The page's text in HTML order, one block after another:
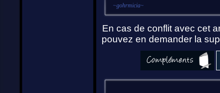
~gohrmicia~
En cas de conflit avec cet
pouvez en demander la